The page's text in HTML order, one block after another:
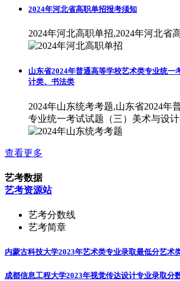
2024年河北省高职单招报考须知
2024年河北高职单招,2024年河北省
山东省2024年普通高等学校艺术类专业统一
计类、书法类
2024年山东统考考题,山东省2024年
专业统一考试试题（三）美术与设
查看更多
艺考数据
艺考资源站
艺考分数线
艺考简章
内蒙古科技大学2023年艺术类专业录取最低分艺术
成都信息工程大学2023年视觉传达设计专业录取分